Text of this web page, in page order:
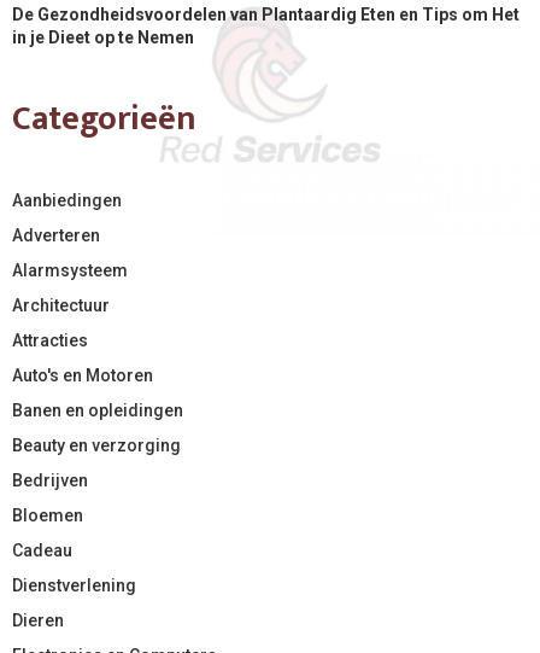
De Gezondheidsvoordelen van Plantaardig Eten en Tips om Het
in je Dieet op te Nemen
Categorieën
Aanbiedingen
Adverteren
Alarmsysteem
Architectuur
Attracties
Auto's en Motoren
Banen en opleidingen
Beauty en verzorging
Bedrijven
Bloemen
Cadeau
Dienstverlening
Dieren